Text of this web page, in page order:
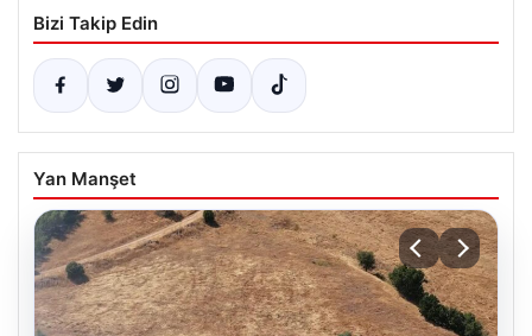
Bizi Takip Edin
Yan Manşet